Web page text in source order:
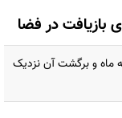
ماه و برگشت آن نزدیک